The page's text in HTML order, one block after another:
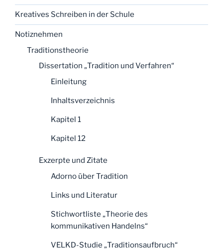
Kreatives Schreiben in der Schule
Notiznehmen
Traditionstheorie
Dissertation „Tradition und Verfahren“
Einleitung
Inhaltsverzeichnis
Kapitel 1
Kapitel 12
Exzerpte und Zitate
Adorno über Tradition
Links und Literatur
Stichwortliste „Theorie des
kommunikativen Handelns“
VELKD-Studie „Traditionsaufbruch“